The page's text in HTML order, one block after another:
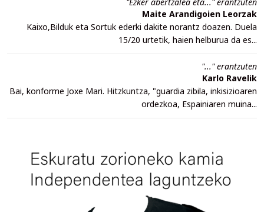
Maite Arandigoien Leorzak
Kaixo,Bilduk eta Sortuk ederki dakite norantz doazen. Duela
15/20 urtetik, haien helburua da es...
"..." erantzuten
Karlo Ravelik
Bai, konforme Joxe Mari. Hitzkuntza, "guardia zibila, inkisizioaren
ordezkoa, Espainiaren muina...